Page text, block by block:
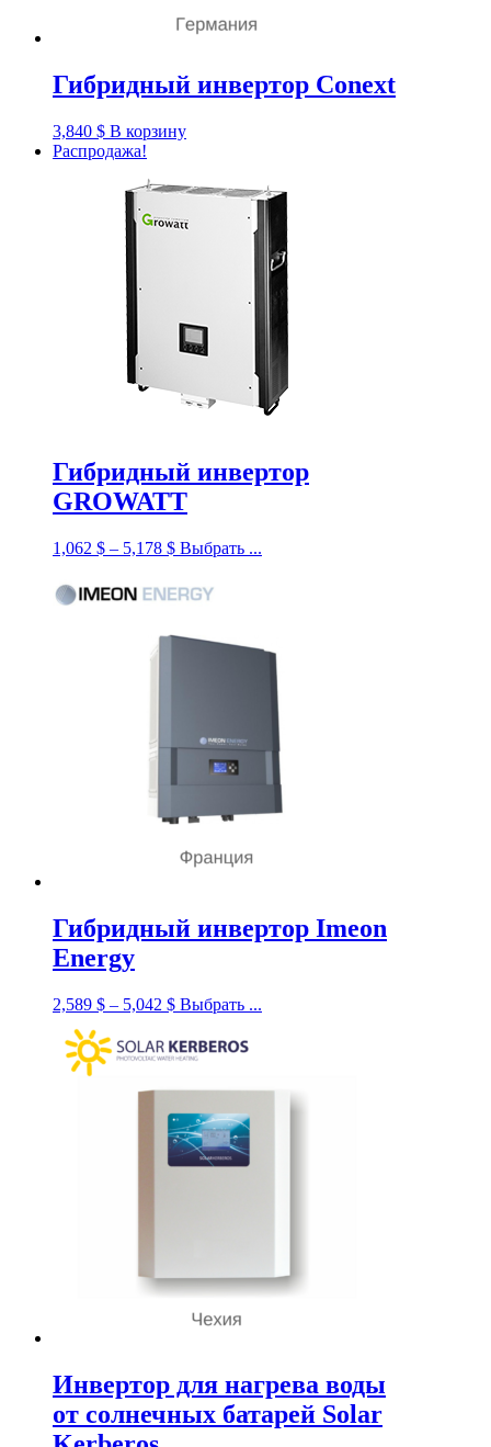
Гибридный инвертор Conext
3,840 $ В корзину
Распродажа!
Гибридный инвертор
GROWATT
1,062 $ – 5,178 $ Выбрать ...
Гибридный инвертор Imeon
Energy
2,589 $ – 5,042 $ Выбрать ...
Инвертор для нагрева воды
от солнечных батарей Solar